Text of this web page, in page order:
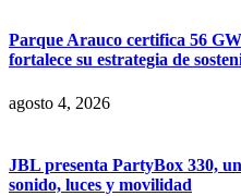
Parque Arauco certifica 56
fortalece su estrategia de
agosto 4, 2026
JBL presenta PartyBox 330,
sonido, luces y movilidad